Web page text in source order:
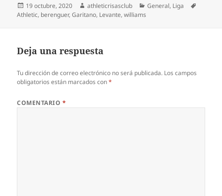
Publicado
el
19 octubre, 2020 Autor
athleticrisasclub Categorías
General, Liga
Athletic, berenguer,Garitano, Levante,williams
Deja una respuesta
Tu dirección de correo electrónico no será publicada. Los campos
obligatorios están marcados con*
COMENTARIO *